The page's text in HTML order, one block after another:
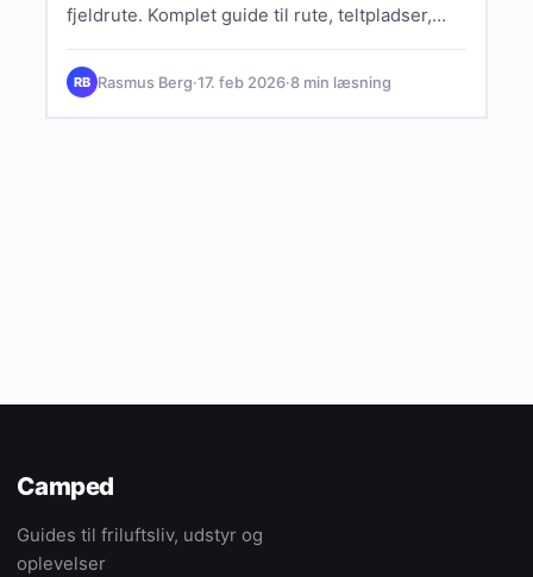
fjeldrute. Komplet guide til rute, teltpladser,
RB Rasmus Berg·17. feb 2026·8 min læsning
Camped
Guides til friluftsliv, udstyr og
oplevelser